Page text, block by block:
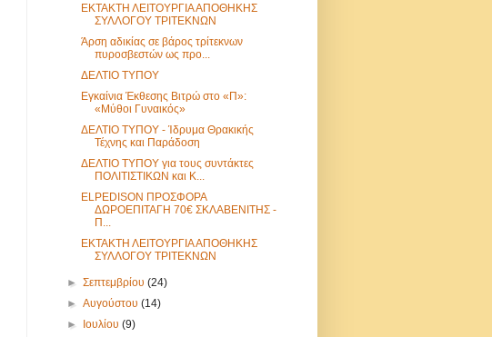
ΕΚΤΑΚΤΗ ΛΕΙΤΟΥΡΓΙΑ ΑΠΟΘΗΚΗΣ
ΣΥΛΛΟΓΟΥ ΤΡΙΤΕΚΝΩΝ
Άρση αδικίας σε βάρος τρίτεκνων
πυροσβεστών ως προ...
ΔΕΛΤΙΟ ΤΥΠΟΥ
Εγκαίνια Έκθεσης Βιτρώ στο «Π»:
«Μύθοι Γυναικός»
ΔΕΛΤΙΟ ΤΥΠΟΥ - Ίδρυμα Θρακικής
Τέχνης και Παράδοση
ΔΕΛΤΙΟ ΤΥΠΟΥ για τους συντάκτες
ΠΟΛΙΤΙΣΤΙΚΩΝ και Κ...
ELPEDISON ΠΡΟΣΦΟΡΑ
ΔΩΡΟΕΠΙΤΑΓΗ 70€ ΣΚΛΑΒΕΝΙΤΗΣ -
Π...
ΕΚΤΑΚΤΗ ΛΕΙΤΟΥΡΓΙΑ ΑΠΟΘΗΚΗΣ
ΣΥΛΛΟΓΟΥ ΤΡΙΤΕΚΝΩΝ
►Σεπτεμβρίου(24)
►Αυγούστου(14)
►
Ιουλίου(9)